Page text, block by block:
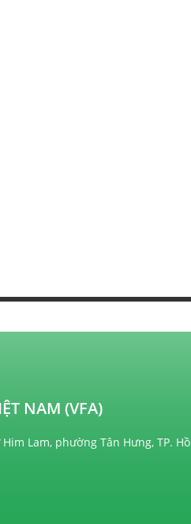
NAM (VFA)
Lam, phường Tân Hưng, TP. Hồ